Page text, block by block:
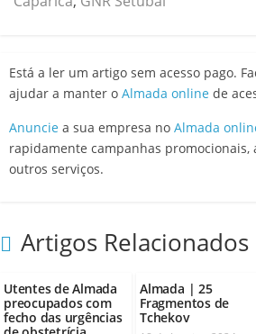
Está a ler um artigo sem acesso pago.
ajudar a manter o Almada online de
Anuncie a sua empresa no Almada
rapidamente campanhas
outros serviços.
Artigos Relacionados
Utentes de Almada
preocupados com
fecho das urgências
Almada | 25
Fragmentos de
Tchekov